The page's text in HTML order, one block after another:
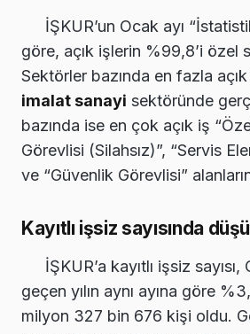
İŞKUR’un Ocak ayı
göre, açık işlerin %99,8’i özel
Sektörler bazında en fazla
imalat sanayi sektöründe
bazında ise en çok açık iş
Görevlisi (Silahsız)”, “Servis
ve “Güvenlik Görevlisi”
Kayıtlı işsiz sayısında
İŞKUR’a kayıtlı işsiz
geçen yılın aynı ayına göre
milyon 327 bin 676 kişi oldu.